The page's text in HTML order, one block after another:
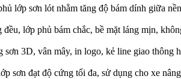
lớp sơn lót nhằm tăng độ bám dính giữa
lớp phủ bám chắc, bề mặt láng mịn,
sơn 3D, vân mây, in logo, kẻ line giao thông
sơn đạt độ cứng tối đa, sử dụng cho xe